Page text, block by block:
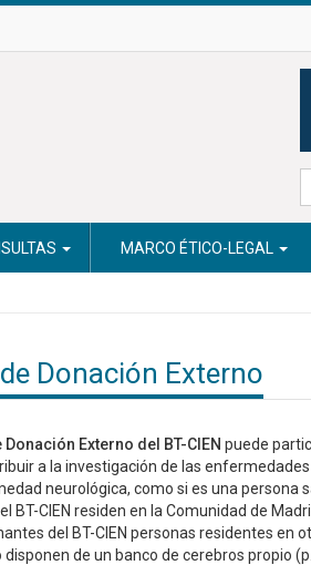
MARCO ÉTICO-LEGAL
Donación Externo
Externo del BT-CIEN puede
a la investigación de las
neurológica, como si es una persona
BT-CIEN residen en la Comunidad de
del BT-CIEN personas residentes en
de un banco de cerebros propio